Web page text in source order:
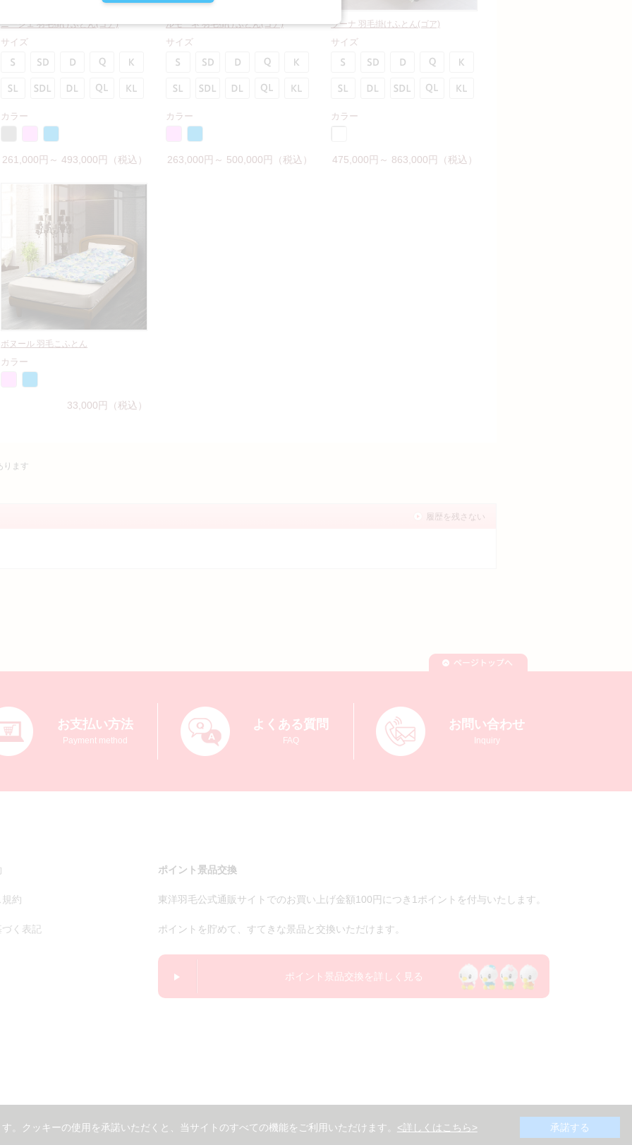
ニージェ 羽毛掛けふとん(ゴア)
サイズ
カラー
261,000円～ 493,000円（税込）
ルモーネ 羽毛掛けふとん(ゴア)
サイズ
カラー
263,000円～ 500,000円（税込）
ラーナ 羽毛掛けふとん(ゴア)
サイズ
カラー
475,000円～ 863,000円（税込）
ボヌール 羽毛こふとん
カラー
33,000円（税込）
ります
履歴を残さない
お支払い方法
Payment method
よくある質問
FAQ
お問い合わせ
Inquiry
約
く表記
ポイント景品交換
東洋羽毛公式通販サイトでのお買い上げ金額100円につき1ポイントを付与いたします。
ポイントを貯めて、すてきな景品と交換いただけます。
ポイント景品交換を詳しく見る
クッキーの使用を承諾いただくと、当サイトのすべての機能をご利用いただけます。 <詳しくはこちら> 承諾する